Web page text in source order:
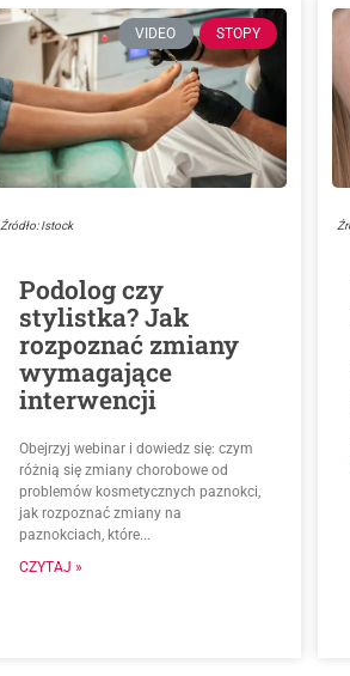
VIDEO STOPY
Źródło: Istock
Podolog czy
stylistka? Jak
rozpoznać zmiany
wymagające
interwencji
Obejrzyj webinar i dowiedz się: czym
różnią się zmiany chorobowe od
problemów kosmetycznych paznokci,
jak rozpoznać zmiany na
paznokciach, które...
CZYTAJ »